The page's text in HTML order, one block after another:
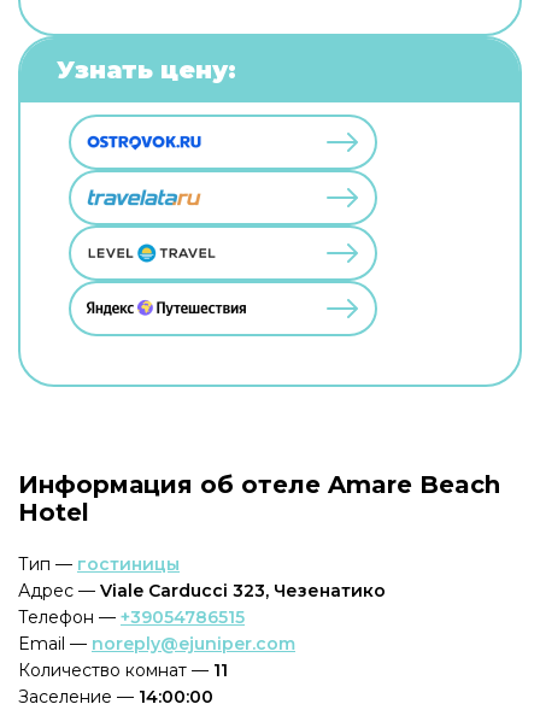
Узнать цену:
Информация об отеле Amare Beach
Hotel
Тип — гостиницы
Адрес — Viale Carducci 323, Чезенатико
Телефон — +39054786515
Email — noreply@ejuniper.com
Количество комнат — 11
Заселение — 14:00:00